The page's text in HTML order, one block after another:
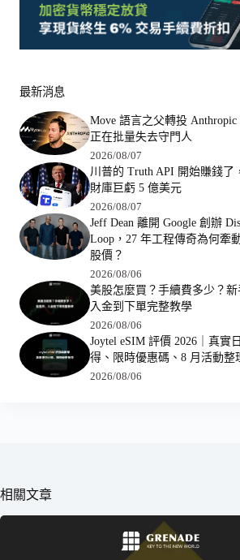
最新消息
Move 語言之父轉投
正在批量失去守門人
2026/08/07
川普的 Truth API 開始賺錢了
財庫巨虧 5 億美元
2026/08/07
Jeff Dean 離開 Google 創辦
Loop，27 年工程傳奇為何牽
股價？
2026/08/06
美股怎麼買？手續費多少？新
入金到下單完整教學
2026/08/06
Joytel eSIM 評價 2026｜真實
得、限時優惠碼、8 月活動整
2026/08/06
相關文章